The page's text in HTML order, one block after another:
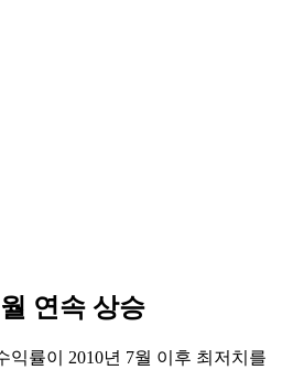
연속 상승
익률이 2010년 7월 이후 최저치를